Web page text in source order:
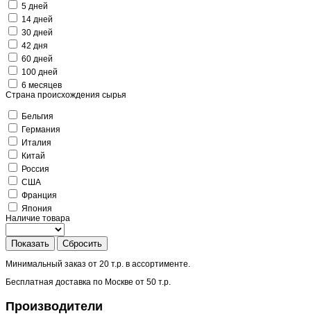
5 дней
14 дней
30 дней
42 дня
60 дней
100 дней
6 месяцев
Страна происхождения сырья
Бельгия
Германия
Италия
Китай
Россия
США
Франция
Япония
Наличие товара
Показать Сбросить
Минимальный заказ от 20 т.р. в ассортименте.
Бесплатная доставка по Москве от 50 т.р.
Производители